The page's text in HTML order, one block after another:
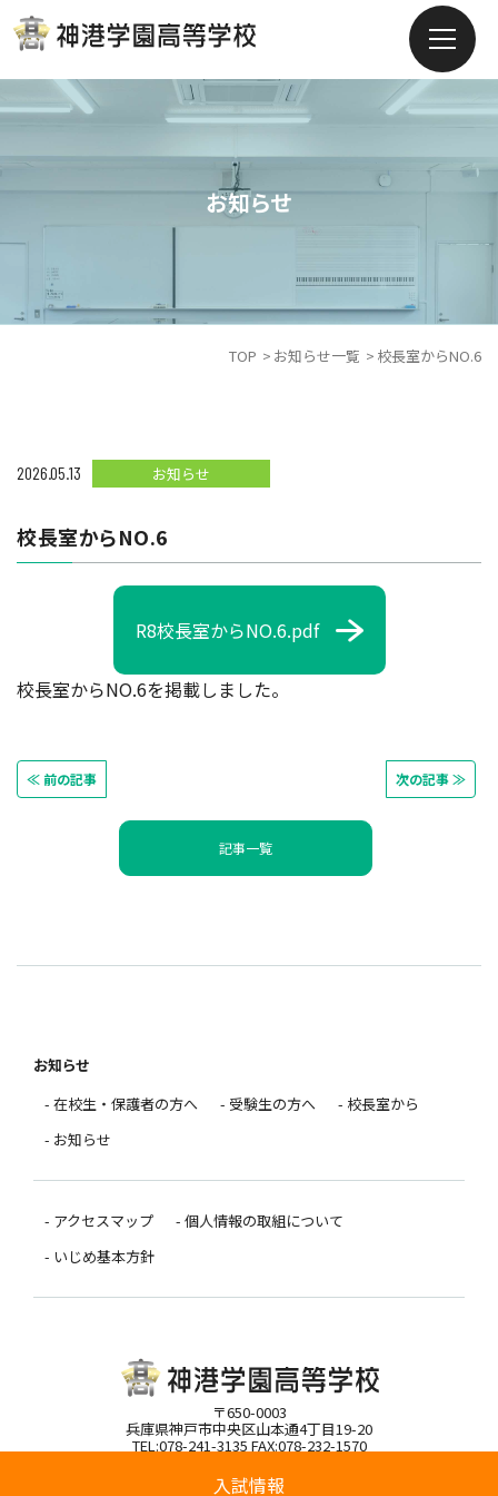
お知らせ
TOP お知らせ一覧 校長室からNO.6
2026.05.13 お知らせ
校長室からNO.6
R8校長室からNO.6.pdf
校長室からNO.6を掲載しました。
≪ 前の記事
記事一覧
次の記事 ≫
お知らせ
- 在校生・保護者の方へ
- 受験生の方へ
- 校長室から
- お知らせ
- アクセスマップ
- 個人情報の取組について
- いじめ基本方針
〒650-0003
兵庫県神戸市中央区山本通4丁目19-20
TEL:078-241-3135 FAX:078-232-1570
Copyright(C)Shinko Gakuen High School All rights reserved.
入試情報